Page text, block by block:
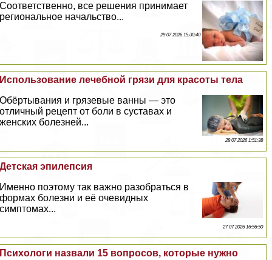
Соответственно, все решения принимает
региональное начальство...
29 07 2026 15:30:40
Использование лечебной грязи для красоты тела
Обёртывания и грязевые ванны — это
отличный рецепт от боли в суставах и
женских болезней...
28 07 2026 1:51:38
Детская эпилепсия
Именно поэтому так важно разобраться в
формах болезни и её очевидных
симптомах...
27 07 2026 16:56:50
Психологи назвали 15 вопросов, которые нужно